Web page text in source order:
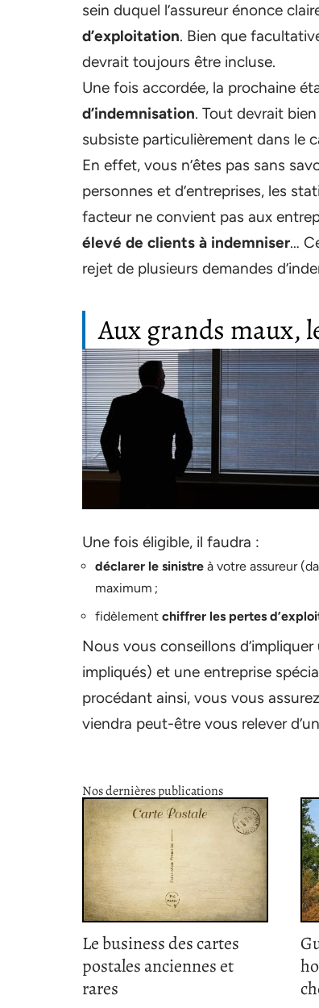
sein duquel l’assureur énonce
d’exploitation. Bien que
devrait toujours être incluse.
Une fois accordée, la prochaine
d’indemnisation. Tout devrait
subsiste particulièrement dans le
En effet, vous n’êtes pas sans
personnes et d’entreprises, les
facteur ne convient pas aux
élevé de clients à indemniser…
rejet de plusieurs demandes
Aux grands maux,
Une fois éligible, il faudra :
déclarer le sinistre à votre assureur
maximum ;
fidèlement chiffrer les pertes
Nous vous conseillons
impliqués) et une entreprise
procédant ainsi, vous vous
viendra peut-être vous relever
Nos dernières publications
Le business des cartes
postales anciennes et
rares